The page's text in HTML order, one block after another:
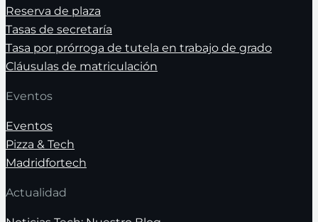
Reserva de plaza
Tasas de secretaría
Tasa por prórroga de tutela en trabajo de grado
Cláusulas de matriculación
Eventos
Eventos
Pizza & Tech
Madridfortech
Actualidad